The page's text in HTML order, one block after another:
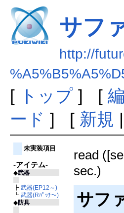
サフ
http://
[ トップ] [
ード ] [ 新規 |
未実装項目
-アイテム-
◆武器
┣ 武器(EP12～)
┗ 武器(Rﾊﾟｯﾁ～)
◆防具
read
sec.)
サフ